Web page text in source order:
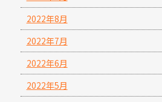
2022年8月
2022年7月
2022年6月
2022年5月